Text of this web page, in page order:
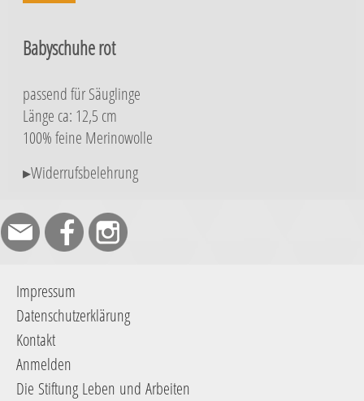
Babyschuhe rot
passend für Säuglinge
Länge ca: 12,5 cm
100% feine Merinowolle
▸Widerrufsbelehrung
Impressum
Datenschutzerklärung
Kontakt
Anmelden
Die Stiftung Leben und Arbeiten